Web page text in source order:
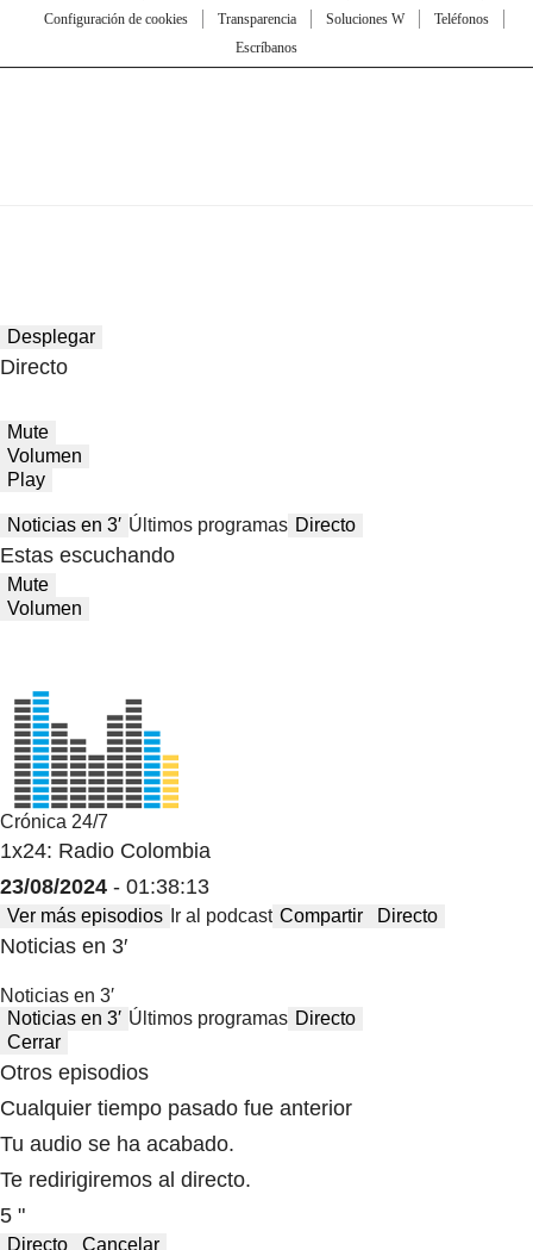
Configuración de cookies
Transparencia Soluciones W
Teléfonos
Escríbanos
Desplegar
Directo
Mute
Volumen
Play
Noticias en 3′ Últimos programas Directo
Estas escuchando
Mute
Volumen
Crónica 24/7
1x24: Radio Colombia
23/08/2024 - 01:38:13
Ver más episodios Ir al podcast Compartir Directo
Noticias en 3′
Noticias en 3′
Noticias en 3′ Últimos programas Directo
Cerrar
Otros episodios
Cualquier tiempo pasado fue anterior
Tu audio se ha acabado.
Te redirigiremos al directo.
5 "
Directo Cancelar